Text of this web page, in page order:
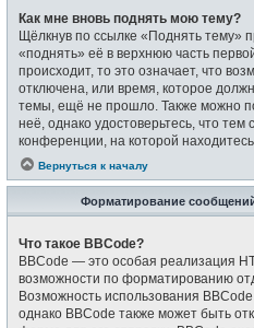
Как мне вновь поднять мою тему?
Щёлкнув по ссылке «Поднять тему»
«поднять» её в верхнюю часть
происходит, то это означает, что
отключена, или время, которое
темы, ещё не прошло. Также можно
неё, однако удостоверьтесь, что
конференции, на которой находитесь.
Вернуться к началу
Форматирование
Что такое BBCode?
BBCode — это особая реализация
возможности по форматированию
Возможность использования
однако BBCode также может быть